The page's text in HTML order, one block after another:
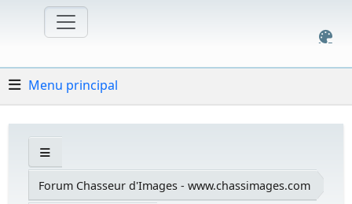
Menu principal
Forum Chasseur d'Images - www.chassimages.com